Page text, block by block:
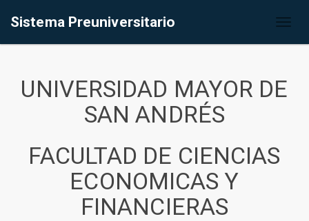
Sistema Preuniversitario
UNIVERSIDAD MAYOR DE
SAN ANDRÉS
FACULTAD DE CIENCIAS
ECONOMICAS Y
FINANCIERAS